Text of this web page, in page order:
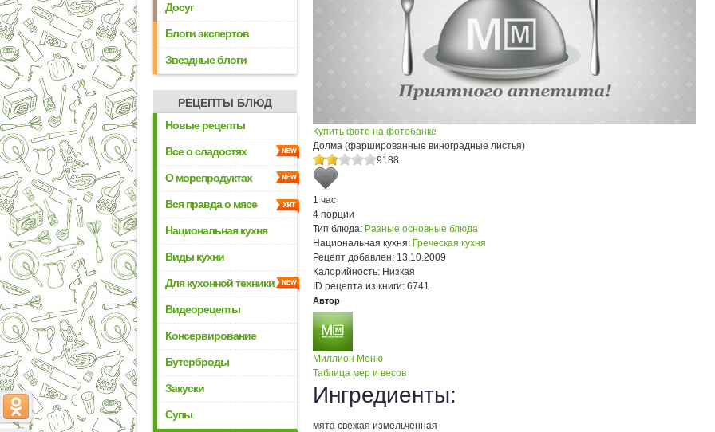
Досуг
Блоги экспертов
Звездные блоги
РЕЦЕПТЫ БЛЮД
Новые рецепты
Все о сладостях
О морепродуктах
Вся правда о мясе
Национальная кухня
Виды кухни
Для кухонной техники
Видеорецепты
Консервирование
Бутерброды
Закуски
Супы
Купить фото на фотобанке
Долма (фаршированные виноградные листья)
9188
1 час
4 порции
Тип блюда: Разные основные блюда
Национальная кухня: Греческая кухня
Рецепт добавлен: 13.10.2009
Калорийность: Низкая
ID рецепта из книги: 6741
Автор
Миллион Меню
Таблица мер и весов
Ингредиенты:
мята свежая измельченная